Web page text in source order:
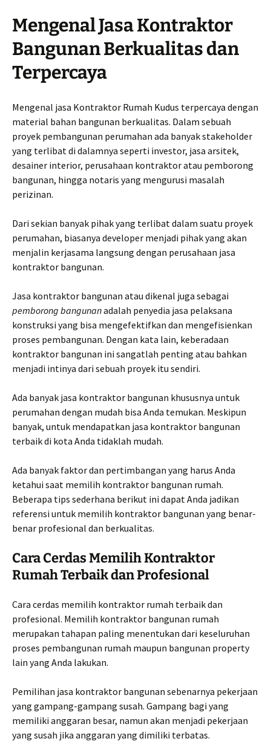
Mengenal Jasa Kontraktor
Bangunan Berkualitas dan
Terpercaya
Mengenal jasa Kontraktor Rumah Kudus terpercaya dengan
material bahan bangunan berkualitas. Dalam sebuah
proyek pembangunan perumahan ada banyak stakeholder
yang terlibat di dalamnya seperti investor, jasa arsitek,
desainer interior, perusahaan kontraktor atau pemborong
bangunan, hingga notaris yang mengurusi masalah
perizinan.
Dari sekian banyak pihak yang terlibat dalam suatu proyek
perumahan, biasanya developer menjadi pihak yang akan
menjalin kerjasama langsung dengan perusahaan jasa
kontraktor bangunan.
Jasa kontraktor bangunan atau dikenal juga sebagai
pemborong bangunanadalah penyedia jasa pelaksana
konstruksi yang bisa mengefektifkan dan mengefisienkan
proses pembangunan. Dengan kata lain, keberadaan
kontraktor bangunan ini sangatlah penting atau bahkan
menjadi intinya dari sebuah proyek itu sendiri.
Ada banyak jasa kontraktor bangunan khususnya untuk
perumahan dengan mudah bisa Anda temukan. Meskipun
banyak, untuk mendapatkan jasa kontraktor bangunan
terbaik di kota Anda tidaklah mudah.
Ada banyak faktor dan pertimbangan yang harus Anda
ketahui saat memilih kontraktor bangunan rumah.
Beberapa tips sederhana berikut ini dapat Anda jadikan
referensi untuk memilih kontraktor bangunan yang benar-
benar profesional dan berkualitas.
Cara Cerdas Memilih Kontraktor
Rumah Terbaik dan Profesional
Cara cerdas memilih kontraktor rumah terbaik dan
profesional. Memilih kontraktor bangunan rumah
merupakan tahapan paling menentukan dari keseluruhan
proses pembangunan rumah maupun bangunan property
lain yang Anda lakukan.
Pemilihan jasa kontraktor bangunan sebenarnya pekerjaan
yang gampang-gampang susah. Gampang bagi yang
memiliki anggaran besar, namun akan menjadi pekerjaan
yang susah jika anggaran yang dimiliki terbatas.